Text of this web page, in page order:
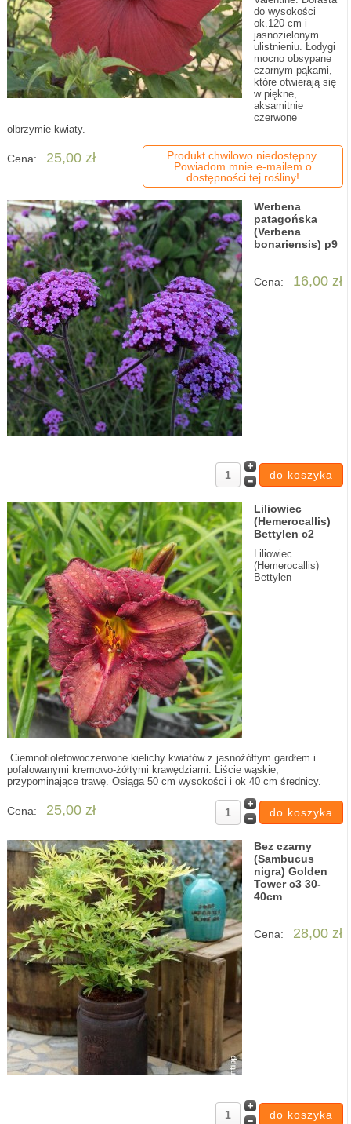
do wysokości
ok.120 cm i
jasnozielonym
ulistnieniu. Łodygi
mocno obsypane
czarnym pąkami,
które otwierają się
w piękne,
aksamitnie
czerwone
olbrzymie kwiaty.
Cena: 25,00 zł
Produkt chwilowo niedostępny.
Powiadom mnie e-mailem o
dostępności tej rośliny!
Werbena
patagońska
(Verbena
bonariensis) p9
Cena: 16,00 zł
Liliowiec
(Hemerocallis)
Bettylen c2
Liliowiec
(Hemerocallis)
Bettylen
.Ciemnofioletowoczerwone kielichy kwiatów z jasnożółtym gardłem i
pofalowanymi kremowo-żółtymi krawędziami. Liście wąskie,
przypominające trawę. Osiąga 50 cm wysokości i ok 40 cm średnicy.
Cena: 25,00 zł
Bez czarny
(Sambucus
nigra) Golden
Tower c3 30-
40cm
Cena: 28,00 zł